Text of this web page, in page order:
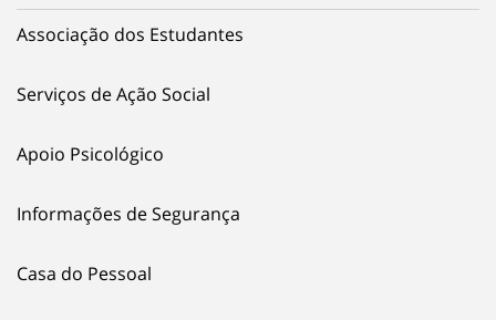
Associação dos Estudantes
Serviços de Ação Social
Apoio Psicológico
Informações de Segurança
Casa do Pessoal